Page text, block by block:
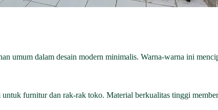
umum dalam desain modern minimalis. Warna-warna ini
furnitur dan rak-rak toko. Material berkualitas tinggi